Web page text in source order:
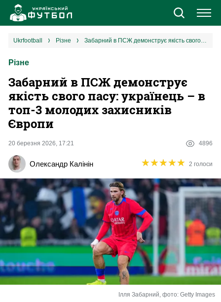
Новини
Єврокубки
УПЛ
Різне
Букмекери
Казино
ukrfootball різне Забарний в ПСЖ демонструє якість свого пасу: українець – в топ-3 молодих захисників Європи
Різне
Забарний в ПСЖ демонструє
якість свого пасу: українець – в
топ-3 молодих захисників
Європи
20 березня 2026, 17:21 4896
Олександр Калінін ★★★★★
★★★★★ 2 голоси
Ілля Забарний, фото: Getty Images